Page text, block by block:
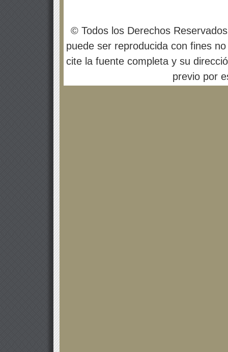
© Todos los Derechos
puede ser reproducida con fines
cite la fuente completa y su
previo por